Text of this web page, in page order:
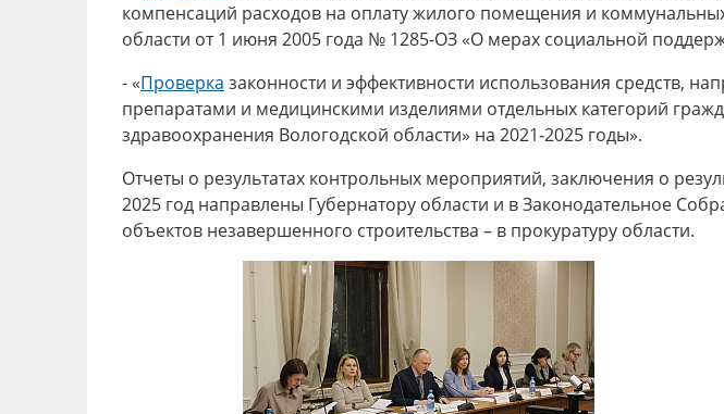
компенсаций расходов на оплату жилого помещения и
области от 1 июня 2005 года № 1285-ОЗ «О мерах социальной
- «Проверка законности и эффективности использования средств,
препаратами и медицинскими изделиями отдельных категорий
здравоохранения Вологодской области» на 2021-2025 годы».
Отчеты о результатах контрольных мероприятий, заключения о
2025 год направлены Губернатору области и в Законодательное
объектов незавершенного строительства – в прокуратуру области.